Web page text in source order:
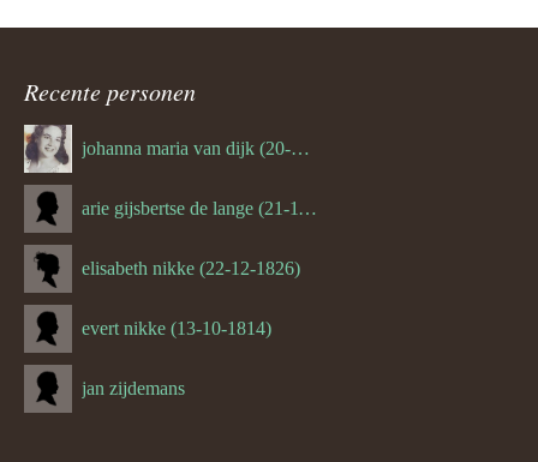
Recente personen
johanna maria van dijk (20-07-1939)
arie gijsbertse de lange (21-11-1675)
elisabeth nikke (22-12-1826)
evert nikke (13-10-1814)
jan zijdemans